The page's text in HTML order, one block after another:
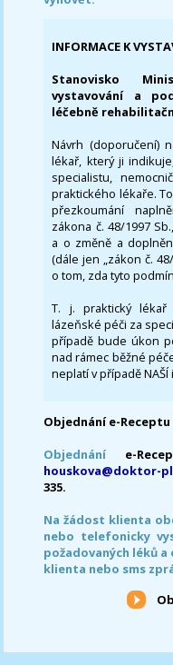
INFORMACE K
Stanovisko
vystavování a
léčebně
Návrh (doporučení)
lékař, který ji
specialistu,
praktického lékaře.
přezkoumání
zákona č. 48/1997
a o změně a
(dále jen „zákon č.
o tom, zda tyto
T. j. praktický
lázeňské péči za
případě bude úkon
nad rámec běžné
neplatí v případě
Objednání e-
Objednání e-
houskova@doktor-
335.
Na žádost klienta
nebo telefonicky
požadovaných léků
klienta nebo sms